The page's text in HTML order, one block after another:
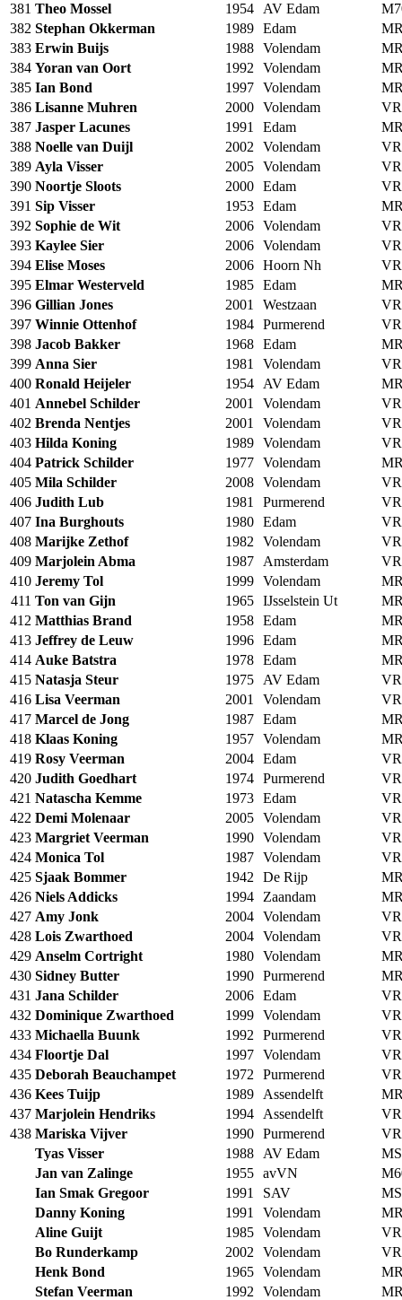
381 Theo Mossel 1954 AV Edam
382 Stephan Okkerman 1989 Edam
383 Erwin Buijs 1988 Volendam
384 Yoran van Oort 1992 Volendam
385 Ian Bond 1997 Volendam
386 Lisanne Muhren 2000 Volendam
387 Jasper Lacunes 1991 Edam
388 Noelle van Duijl 2002 Volendam
389 Ayla Visser 2005 Volendam
390 Noortje Sloots 2000 Edam
391 Sip Visser 1953 Edam
392 Sophie de Wit 2006 Volendam
393 Kaylee Sier 2006 Volendam
394 Elise Moses 2006 Hoorn Nh
395 Elmar Westerveld 1985 Edam
396 Gillian Jones 2001 Westzaan
397 Winnie Ottenhof 1984 Purmerend
398 Jacob Bakker 1968 Edam
399 Anna Sier 1981 Volendam
400 Ronald Heijeler 1954 AV Edam
401 Annebel Schilder 2001 Volendam
402 Brenda Nentjes 2001 Volendam
403 Hilda Koning 1989 Volendam
404 Patrick Schilder 1977 Volendam
405 Mila Schilder 2008 Volendam
406 Judith Lub 1981 Purmerend
407 Ina Burghouts 1980 Edam
408 Marijke Zethof 1982 Volendam
409 Marjolein Abma 1987 Amsterdam
410 Jeremy Tol 1999 Volendam
411 Ton van Gijn 1965 IJsselstein Ut
412 Matthias Brand 1958 Edam
413 Jeffrey de Leuw 1996 Edam
414 Auke Batstra 1978 Edam
415 Natasja Steur 1975 AV Edam
416 Lisa Veerman 2001 Volendam
417 Marcel de Jong 1987 Edam
418 Klaas Koning 1957 Volendam
419 Rosy Veerman 2004 Edam
420 Judith Goedhart 1974 Purmerend
421 Natascha Kemme 1973 Edam
422 Demi Molenaar 2005 Volendam
423 Margriet Veerman 1990 Volendam
424 Monica Tol 1987 Volendam
425 Sjaak Bommer 1942 De Rijp
426 Niels Addicks 1994 Zaandam
427 Amy Jonk 2004 Volendam
428 Lois Zwarthoed 2004 Volendam
429 Anselm Cortright 1980 Volendam
430 Sidney Butter 1990 Purmerend
431 Jana Schilder 2006 Edam
432 Dominique Zwarthoed 1999 Volendam
433 Michaella Buunk 1992 Purmerend
434 Floortje Dal 1997 Volendam
435 Deborah Beauchampet 1972 Purmerend
436 Kees Tuijp 1989 Assendelft
437 Marjolein Hendriks 1994 Assendelft
438 Mariska Vijver 1990 Purmerend
Tyas Visser
1988 AV Edam
Jan van Zalinge
1955 avVN
Ian Smak Gregoor
1991 SAV
Danny Koning
1991 Volendam
Aline Guijt
1985 Volendam
Bo Runderkamp
2002 Volendam
Henk Bond
1965 Volendam
Stefan Veerman
1992 Volendam